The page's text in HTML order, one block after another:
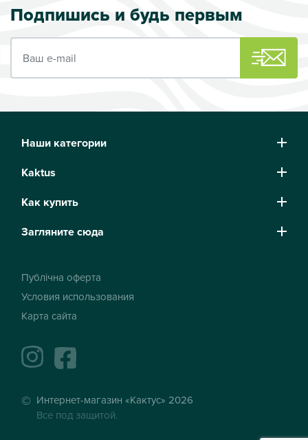
Подпишись и будь первым
Ваш e-mail
Наши категории
Kaktus
Как купить
Загляните сюда
Публічна оферта
Условия использования
Карта сайта
instagramfacebook
Интернет-магазин «Кактус» 2026
Все под защитой.